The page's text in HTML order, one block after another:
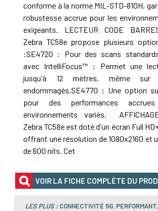
conforme à la norme MIL-STD-810H,
robustesse accrue pour les
exigeants. LECTEUR CODE
Zebra TC58e propose plusieurs
:SE4720 : Pour des scans standards
avec IntelliFocus™ : Permet une
jusqu'à 12 mètres, même sur
endommagés.SE4770 : Une option
pour des performances
environnements variés.
Zebra TC58e est doté d'un écran Full
offrant une résolution de 1080x2160 et
de 600 nits. Cet
VOIR LA FICHE COMPLÈTE DU
LES PLUS : CONNECTIVITÉ 5G,